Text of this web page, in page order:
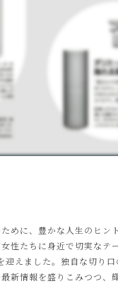
めに、豊かな人生のヒ
性たちに身近で切実なテ
ました。独自な切り口
新情報を盛りこみつつ、